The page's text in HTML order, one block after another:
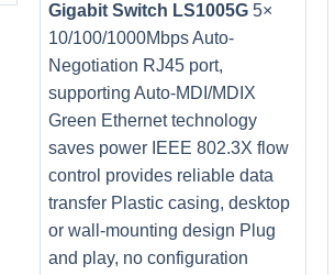
Gigabit Switch LS1005G5×
10/100/1000Mbps Auto-
Negotiation RJ45 port,
supporting Auto-MDI/MDIX
Green Ethernet technology
saves power IEEE 802.3X flow
control provides reliable data
transfer Plastic casing, desktop
or wall-mounting design Plug
and play, no configuration